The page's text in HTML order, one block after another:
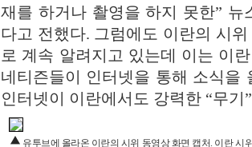
재를 하거나 촬영을 하지 못한”
다고 전했다. 그럼에도 이란의 시
로 계속 알려지고 있는데 이는 이
네티즌들이 인터넷을 통해 소식을
인터넷이 이란에서도 강력한 “무기
유투브에 올라온 이란의 시위 동영상 화면 캡처. 이란 시